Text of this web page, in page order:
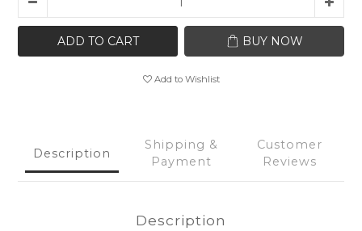
ADD TO CART BUY NOW
Add to Wishlist
Description
Shipping &
Payment
Customer
Reviews
Description